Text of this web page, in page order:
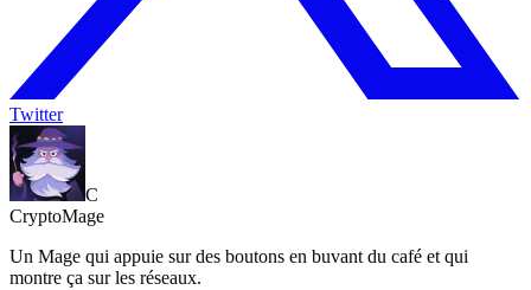
Twitter
C
CryptoMage
Un Mage qui appuie sur des boutons en buvant du café et qui
montre ça sur les réseaux.